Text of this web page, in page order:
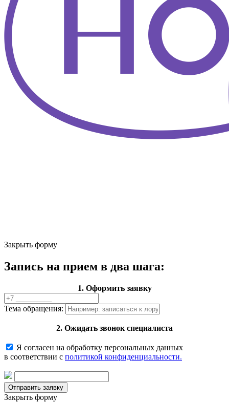
Закрыть форму
Запись на прием в два шага:
1. Оформить заявку
Тема обращения:
2. Ожидать звонок специалиста
Я согласен на обработку персональных данных
в соответствии с политикой конфиденциальности.
Закрыть форму